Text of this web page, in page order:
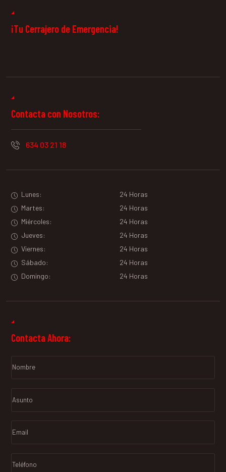
¡Tu Cerrajero de Emergencia!
Contacta con Nosotros:
634 03 21 18
Lunes:
24 Horas
Martes:
24 Horas
Miércoles:
24 Horas
Jueves:
24 Horas
Viernes:
24 Horas
Sábado:
24 Horas
Domingo:
24 Horas
Contacta Ahora: